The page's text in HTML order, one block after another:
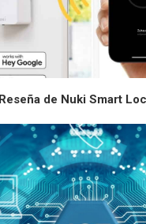
Reseña de Nuki Smart